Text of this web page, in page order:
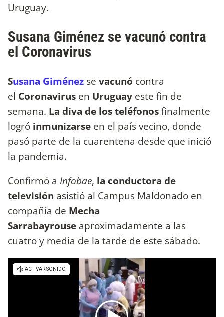
Uruguay.
Susana Giménez se vacunó contra
el Coronavirus
Susana Giménez se vacunó contra
el Coronavirus en Uruguay este fin de
semana. La diva de los teléfonosfinalmente
logró inmunizarse en el país vecino, donde
pasó parte de la cuarentena desde que inició
la pandemia.
Confirmó a Infobae, la conductora de
televisión asistió al Campus Maldonado en
compañía de Mecha
Sarrabayrouse aproximadamente a las
cuatro y media de la tarde de este sábado.